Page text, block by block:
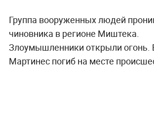
Группа вооруженных людей
чиновника в регионе Миштека.
Злоумышленники открыли огонь.
Мартинес погиб на месте